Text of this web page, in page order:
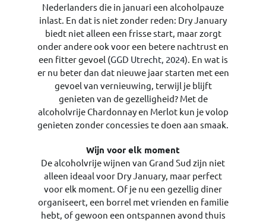
Nederlanders die in januari een alcoholpauze
inlast. En dat is niet zonder reden: Dry January
biedt niet alleen een frisse start, maar zorgt
onder andere ook voor een betere nachtrust en
een fitter gevoel (GGD Utrecht, 2024). En wat is
er nu beter dan dat nieuwe jaar starten met een
gevoel van vernieuwing, terwijl je blijft
genieten van de gezelligheid? Met de
alcoholvrije Chardonnay en Merlot kun je volop
genieten zonder concessies te doen aan smaak.
Wijn voor elk moment
De alcoholvrije wijnen van Grand Sud zijn niet
alleen ideaal voor Dry January, maar perfect
voor elk moment. Of je nu een gezellig diner
organiseert, een borrel met vrienden en familie
hebt, of gewoon een ontspannen avond thuis